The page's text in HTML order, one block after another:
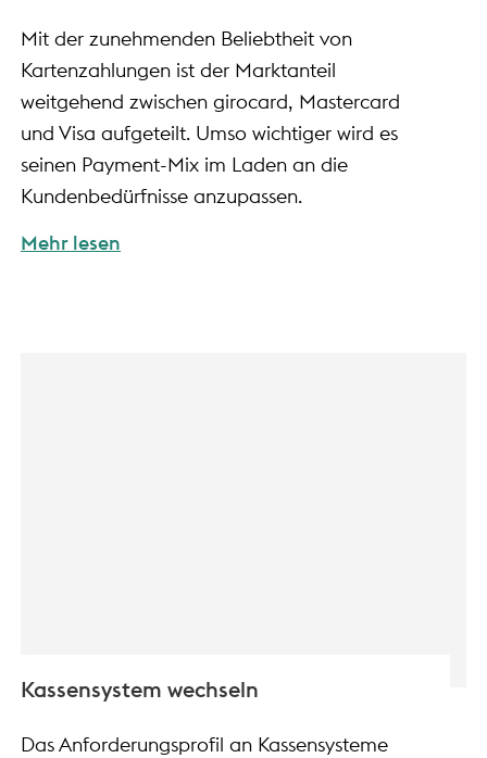
Mit der zunehmenden Beliebtheit von
Kartenzahlungen ist der Marktanteil
weitgehend zwischen girocard, Mastercard
und Visa aufgeteilt. Umso wichtiger wird es
seinen Payment-Mix im Laden an die
Kundenbedürfnisse anzupassen.
Mehr lesen
Kassensystem wechseln
Das Anforderungsprofil an Kassensysteme